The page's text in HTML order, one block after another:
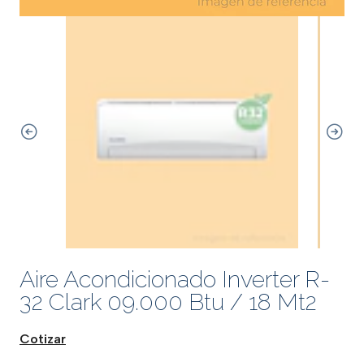
Aire Acondicionado Inverter R-
32 Clark 09.000 Btu / 18 Mt2
Cotizar